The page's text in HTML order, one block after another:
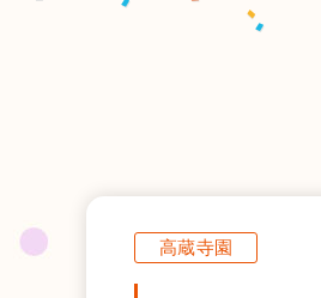
高蔵寺園